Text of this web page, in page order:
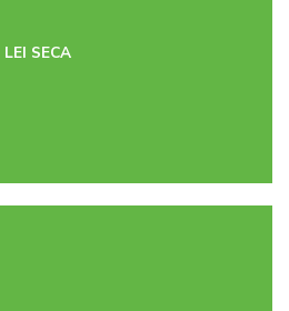
LEI SECA